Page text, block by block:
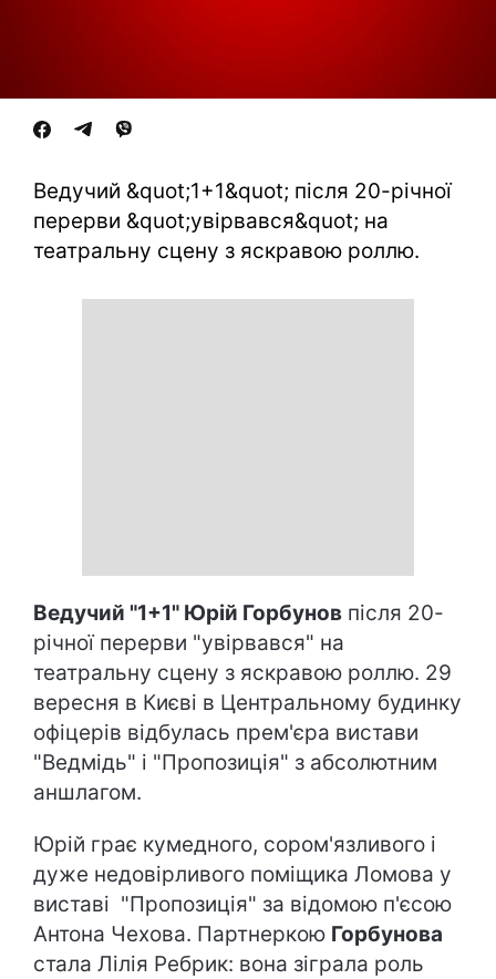
Ведучий &quot;1+1&quot; після 20-річної
перерви &quot;увірвався&quot; на
театральну сцену з яскравою роллю.
Ведучий "1+1" Юрій Горбунов після 20-
річної перерви "увірвався" на
театральну сцену з яскравою роллю. 29
вересня в Києві в Центральному будинку
офіцерів відбулась прем'єра вистави
"Ведмідь" і "Пропозиція" з абсолютним
аншлагом.
Юрій грає кумедного, сором'язливого і
дуже недовірливого поміщика Ломова у
виставі "Пропозиція" за відомою п'єсою
Антона Чехова. Партнеркою Горбунова
стала Лілія Ребрик: вона зіграла роль